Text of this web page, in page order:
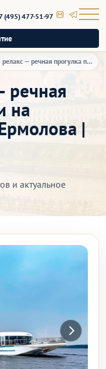
(495) 477-51-97
Волжский релакс — речная прогулка по Казани на теплоходе Мария Ермолова | Релакс на Волге
речная
на
|
и актуальное